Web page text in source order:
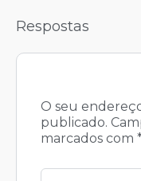
Respostas
O seu
publicado.
marcados com